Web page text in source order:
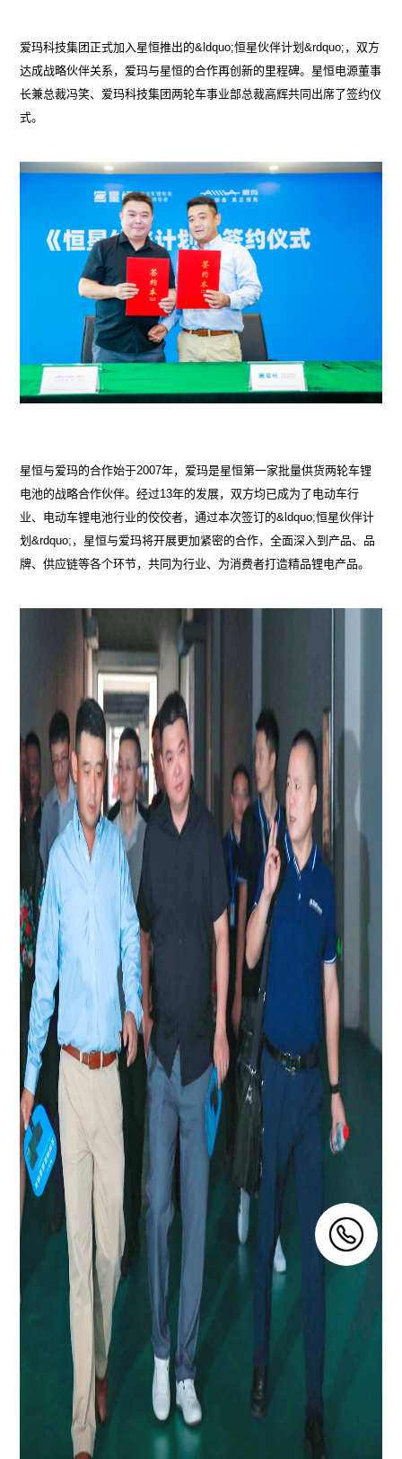
爱玛科技集团正式加入星恒推出的&ldquo;恒星伙伴计划&rdquo;，双方
达成战略伙伴关系，爱玛与星恒的合作再创新的里程碑。星恒电源董事
长兼总裁冯笑、爱玛科技集团两轮车事业部总裁高辉共同出席了签约仪
式。
星恒与爱玛的合作始于2007年，爱玛是星恒第一家批量供货两轮车锂
电池的战略合作伙伴。经过13年的发展，双方均已成为了电动车行
业、电动车锂电池行业的佼佼者，通过本次签订的&ldquo;恒星伙伴计
划&rdquo;，星恒与爱玛将开展更加紧密的合作，全面深入到产品、品
牌、供应链等各个环节，共同为行业、为消费者打造精品锂电产品。